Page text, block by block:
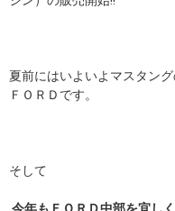
夏前にはいよいよマスタン
ＦＯＲＤです。
そして